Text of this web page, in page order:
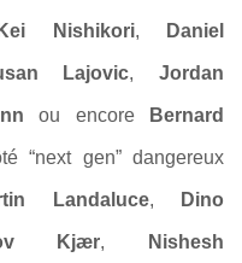
Kei Nishikori, Daniel
Lajovic,Jordan
ou encore Bernard
“next gen” dangereux
Landaluce, Dino
Kjær, Nishesh